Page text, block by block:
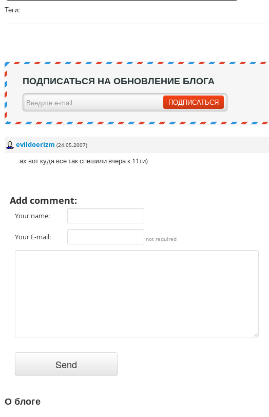
Теги:
ПОДПИСАТЬСЯ НА ОБНОВЛЕНИЕ БЛОГА
evildoerizm (24.05.2007)
ах вот куда все так спешили вчера к 11ти)
Add comment:
Your name:
Your E-mail: not required
О блоге